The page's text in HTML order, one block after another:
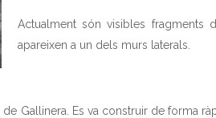
Actualment són visibles
apareixen a un dels murs laterals.
Gallinera. Es va construir de forma